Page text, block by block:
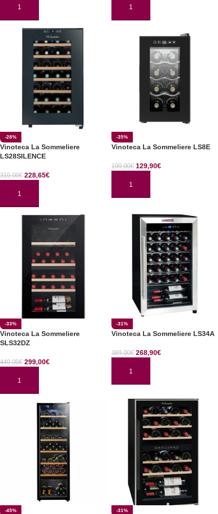
AÑADIR AL CARRITO AÑADIR AL CARRITO
-28%
Vinoteca La Sommeliere
LS28SILENCE
319,00€ 228,65€
AÑADIR AL CARRITO
-35%
Vinoteca La Sommeliere LS8E
199,00€ 129,90€
AÑADIR AL CARRITO
-33%
Vinoteca La Sommeliere
SLS32DZ
449,00€ 299,00€
AÑADIR AL CARRITO
-31%
Vinoteca La Sommeliere LS34A
389,00€ 268,90€
AÑADIR AL CARRITO
-45% -31%